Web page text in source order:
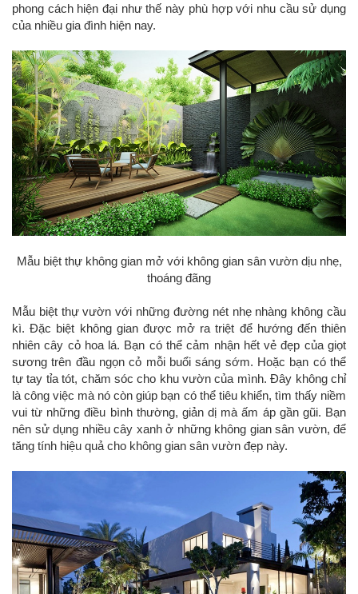
phong cách hiện đại như thế này phù hợp với nhu cầu sử dụng
của nhiều gia đình hiện nay.
Mẫu biệt thự không gian mở với không gian sân vườn dịu nhẹ,
thoáng đãng
Mẫu biệt thự vườn với những đường nét nhẹ nhàng không cầu
kì. Đặc biệt không gian được mở ra triệt để hướng đến thiên
nhiên cây cỏ hoa lá. Bạn có thể cảm nhận hết vẻ đẹp của giọt
sương trên đầu ngọn cỏ mỗi buổi sáng sớm. Hoặc bạn có thể
tự tay tỉa tót, chăm sóc cho khu vườn của mình. Đây không chỉ
là công việc mà nó còn giúp bạn có thể tiêu khiển, tìm thấy niềm
vui từ những điều bình thường, giản dị mà ấm áp gần gũi. Bạn
nên sử dụng nhiều cây xanh ở những không gian sân vườn, để
tăng tính hiệu quả cho không gian sân vườn đẹp này.